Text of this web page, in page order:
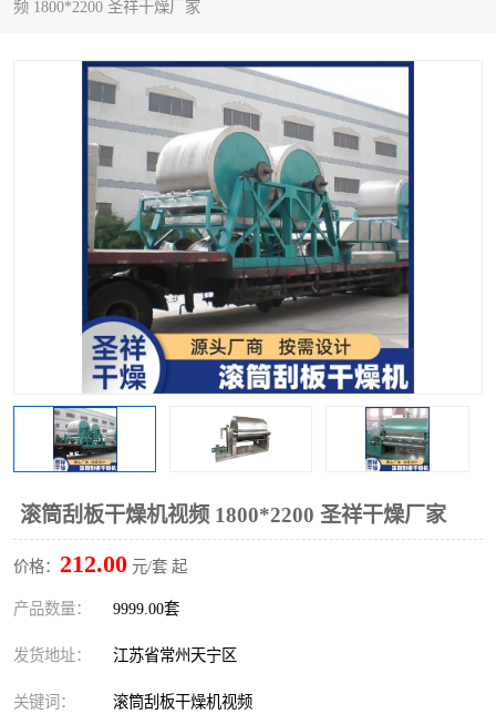
频 1800*2200 圣祥干燥厂家
滚筒刮板干燥机视频 1800*2200 圣祥干燥厂家
价格： 212.00 元/套 起
产品数量： 9999.00套
发货地址： 江苏省常州天宁区
关键词： 滚筒刮板干燥机视频
粗粉碎机 带式干燥机
单锥螺带真空干燥机 沸腾干燥机
方形圆形真空干燥机 真空耙式干燥机
热风循环烘箱 喷雾干燥机
振动流化床干燥机 盘式干燥机